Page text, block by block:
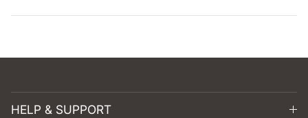
HELP & SUPPORT